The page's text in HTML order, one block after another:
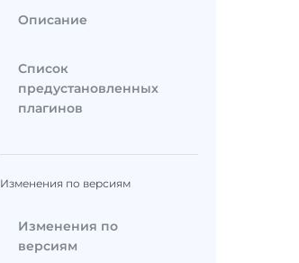
Описание
Список
предустановленных
плагинов
Изменения по версиям
Изменения по
версиям